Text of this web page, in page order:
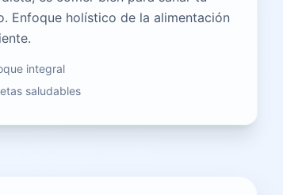
Enfoque holístico de la alimentación
integral
saludables